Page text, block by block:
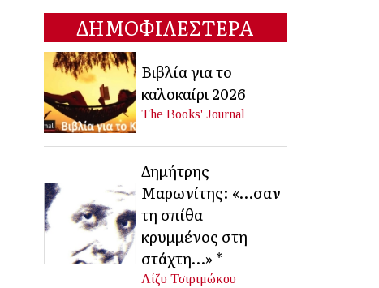
ΔΗΜΟΦΙΛΕΣΤΕΡΑ
Βιβλία για το
καλοκαίρι 2026
The Books' Journal
Δημήτρης
Μαρωνίτης: «…σαν
τη σπίθα
κρυμμένος στη
στάχτη…» *
Λίζυ Τσιριμώκου